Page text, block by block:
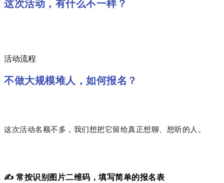
这次活动，有什么不一样？
活动流程
不做大规模堆人， 如何报名？
这次活动名额不多，我们想把它留给真正想聊、想听的人。
✍️ 常按识别图片二维码， 填写简单的报名表